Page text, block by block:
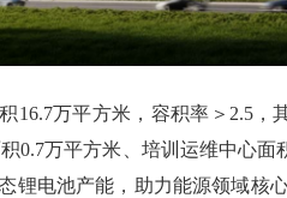
万平方米，容积率＞2.5，
0.7万平方米、培训运维中心面
锂电池产能，助力能源领域核